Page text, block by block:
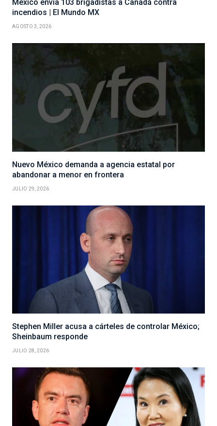
México envía 103 brigadistas a Canadá contra
incendios | El Mundo MX
AGOSTO 3, 2026
Nuevo México demanda a agencia estatal por
abandonar a menor en frontera
JULIO 29, 2026
Stephen Miller acusa a cárteles de controlar México;
Sheinbaum responde
JULIO 28, 2026